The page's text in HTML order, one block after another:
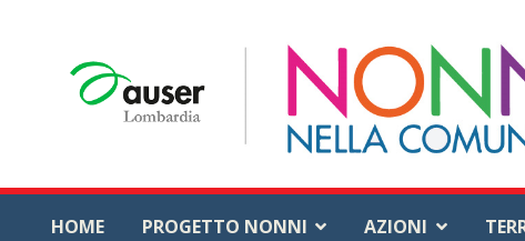
HOME PROGETTO NONNI AZIONI